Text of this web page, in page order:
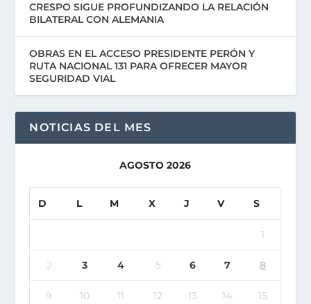
CRESPO SIGUE PROFUNDIZANDO LA RELACIÓN
BILATERAL CON ALEMANIA
OBRAS EN EL ACCESO PRESIDENTE PERÓN Y
RUTA NACIONAL 131 PARA OFRECER MAYOR
SEGURIDAD VIAL
NOTICIAS DEL MES
AGOSTO 2026
D L M X J V S
1
2 3 4 5 6 7 8
9 10 11 12 13 14 15